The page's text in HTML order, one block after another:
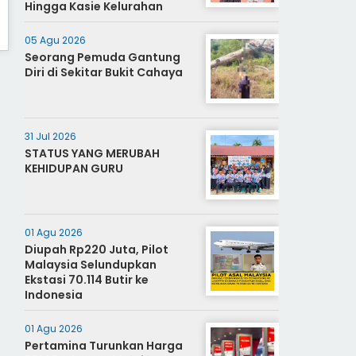
Hingga Kasie Kelurahan
05 Agu 2026
Seorang Pemuda Gantung
Diri di Sekitar Bukit Cahaya
31 Jul 2026
STATUS YANG MERUBAH
KEHIDUPAN GURU
01 Agu 2026
Diupah Rp220 Juta, Pilot
Malaysia Selundupkan
Ekstasi 70.114 Butir ke
Indonesia
01 Agu 2026
Pertamina Turunkan Harga